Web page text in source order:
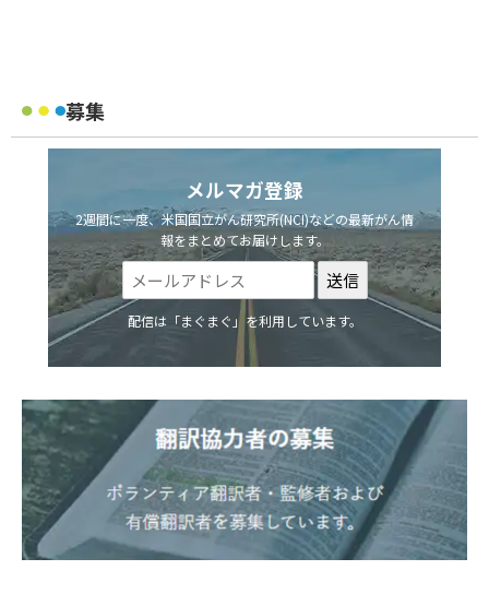
募集
メルマガ登録
2週間に一度、米国国立がん研究所(NCI)などの最新がん情
報をまとめてお届けします。
配信は「まぐまぐ」を利用しています。